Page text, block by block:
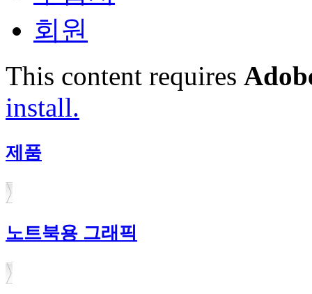
회원
This content requires
install.
제품
노트북용 그래픽